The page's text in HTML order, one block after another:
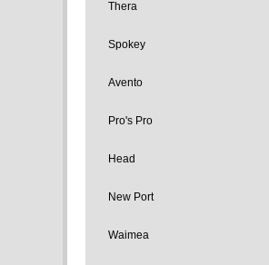
Thera
Spokey
Avento
Pro's Pro
Head
New Port
Waimea